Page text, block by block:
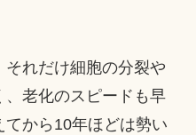
れだけ細胞の分裂や
老化のスピードも早
から10年ほどは勢い